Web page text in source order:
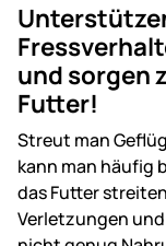
und sorgen
Futter!
Streut man
kann man häufig
das Futter
Verletzungen